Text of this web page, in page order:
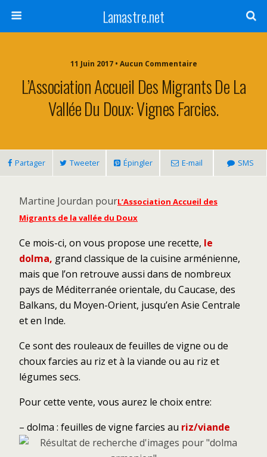
Lamastre.net
11 Juin 2017 • Aucun Commentaire
L’Association Accueil Des Migrants De La
Vallée Du Doux: Vignes Farcies.
Partager Tweeter Épingler E-mail SMS
Martine Jourdan pourL’Association Accueil des
Migrants de la vallée du Doux
Ce mois-ci, on vous propose une recette, le
dolma, grand classique de la cuisine arménienne,
mais que l’on retrouve aussi dans de nombreux
pays de Méditerranée orientale, du Caucase, des
Balkans, du Moyen-Orient, jusqu’en Asie Centrale
et en Inde.
Ce sont des rouleaux de feuilles de vigne ou de
choux farcies au riz et à la viande ou au riz et
légumes secs.
Pour cette vente, vous aurez le choix entre:
– dolma : feuilles de vigne farcies au riz/viande